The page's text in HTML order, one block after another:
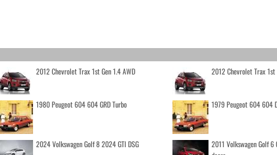
2012 Chevrolet Trax 1st Gen 1.4 AWD 2012 Chevrolet Trax 1st
1980 Peugeot 604 604 GRD Turbo 1979 Peugeot 604 604
2024 Volkswagen Golf 8 2024 GTI DSG
2011 Volkswagen Golf